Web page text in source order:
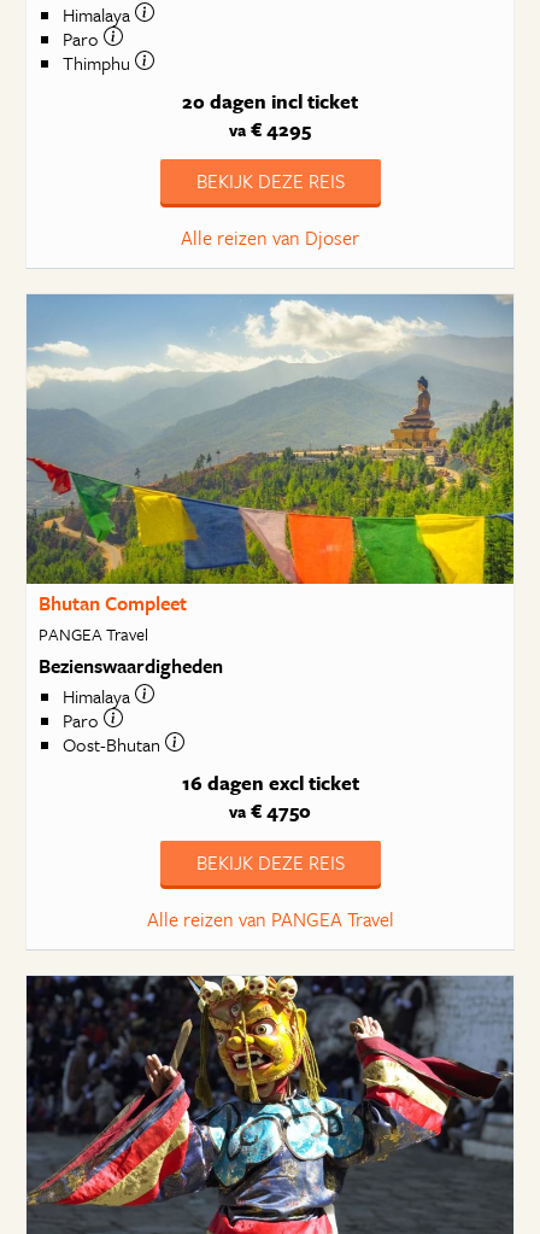
Himalaya
Paro
Thimphu
20 dagen incl ticket
va € 4295
BEKIJK DEZE REIS
Alle reizen van Djoser
Bhutan Compleet
PANGEA Travel
Bezienswaardigheden
Himalaya
Paro
Oost-Bhutan
16 dagen excl ticket
va € 4750
BEKIJK DEZE REIS
Alle reizen van PANGEA Travel